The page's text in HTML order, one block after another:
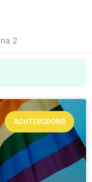
2
ACHTERGROND
Pagina